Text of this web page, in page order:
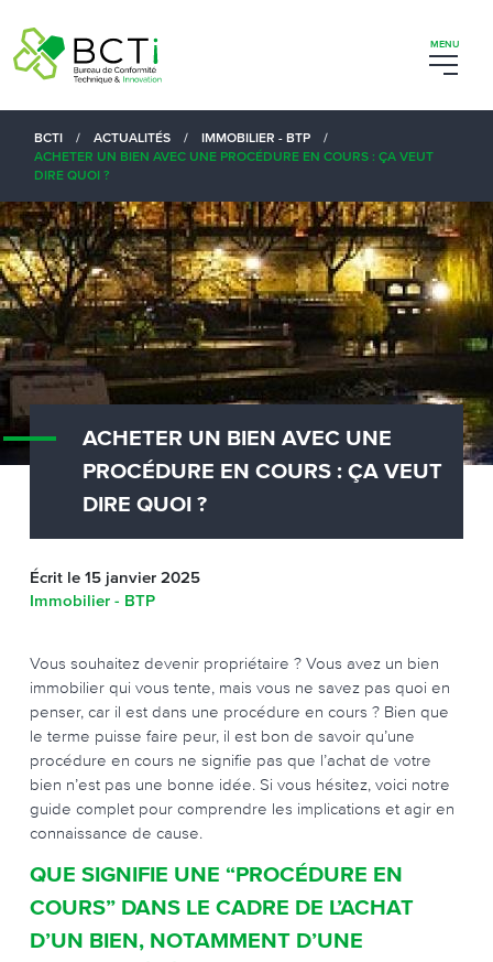
BCTI / ACTUALITÉS / IMMOBILIER - BTP
/
ACHETER UN BIEN AVEC UNE PROCÉDURE EN COURS : ÇA VEUT
DIRE QUOI ?
ACHETER UN BIEN AVEC UNE
PROCÉDURE EN COURS : ÇA VEUT
DIRE QUOI ?
Écrit le 15 janvier 2025
Immobilier - BTP
Vous souhaitez devenir propriétaire ? Vous avez un bien
immobilier qui vous tente, mais vous ne savez pas quoi en
penser, car il est dans une procédure en cours ? Bien que
le terme puisse faire peur, il est bon de savoir qu’une
procédure en cours ne signifie pas que l’achat de votre
bien n’est pas une bonne idée. Si vous hésitez, voici notre
guide complet pour comprendre les implications et agir en
connaissance de cause.
QUE SIGNIFIE UNE “PROCÉDURE EN
COURS” DANS LE CADRE DE L’ACHAT
D’UN BIEN, NOTAMMENT D’UNE